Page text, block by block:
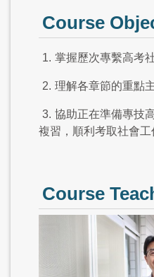
Course
1. 掌握歷次專繫高考
2. 理解各章節的重點
3. 協助正在準備專技
複習，順利考取社會工
Course